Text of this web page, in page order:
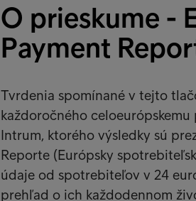
O prieskume -
Payment
Tvrdenia spomínané v tejto
každoročného
Intrum, ktorého výsledky sú
Reporte (Európsky
údaje od spotrebiteľov v 24
prehľad o ich každodennom